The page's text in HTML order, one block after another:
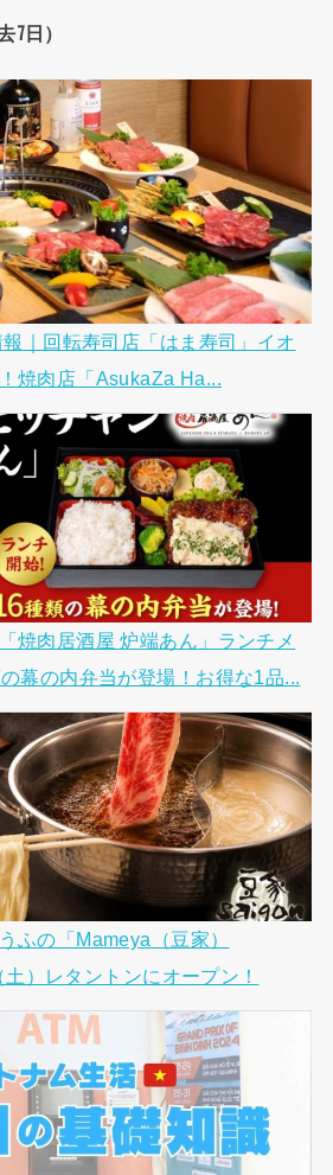
7日）
報｜回転寿司店「はま寿司」イオ
焼肉店「AsukaZa Ha...
焼肉居酒屋 炉端あん」ランチメ
幕の内弁当が登場！お得な1品...
ふの「Mameya（豆家）
）レタントンにオープン！